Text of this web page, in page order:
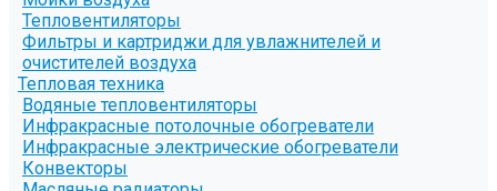
Тепловентиляторы
Фильтры и картриджи для увлажнителей и
очистителей воздуха
Тепловая техника
Водяные тепловентиляторы
Инфракрасные потолочные обогреватели
Инфракрасные электрические обогреватели
Конвекторы